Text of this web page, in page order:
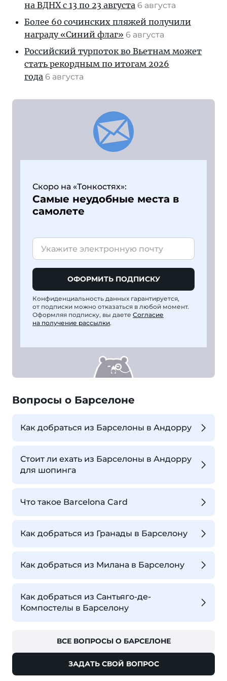
на ВДНХ с 13 по 23 августа 6 августа
Более 60 сочинских пляжей получили
награду «Синий флаг» 6 августа
Российский турпоток во Вьетнам может
стать рекордным по итогам 2026
года 6 августа
Скоро на «Тонкостях»:
Самые неудобные места в
самолете
ОФОРМИТЬ ПОДПИСКУ
Конфиденциальность данных гарантируется,
от подписки можно отказаться в любой момент.
Оформляя подписку, вы даете Согласие
на получение рассылки.
Вопросы о Барселоне
Как добраться из Барселоны в Андорру
Стоит ли ехать из Барселоны в Андорру
для шопинга
Что такое Barcelona Card
Как добраться из Гранады в Барселону
Как добраться из Милана в Барселону
Как добраться из Сантьяго-де-
Компостелы в Барселону
ВСЕ ВОПРОСЫ О БАРСЕЛОНЕ
ЗАДАТЬ СВОЙ ВОПРОС